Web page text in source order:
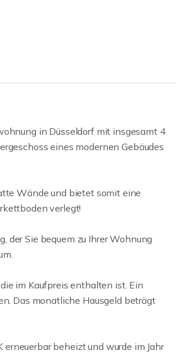
in Düsseldorf mit insgesamt 4
eines modernen Gebäudes
Wände und bietet somit eine
verlegt!
der Sie bequem zu Ihrer Wohnung
im Kaufpreis enthalten ist. Ein
Das monatliche Hausgeld beträgt
beheizt und wurde im Jahr